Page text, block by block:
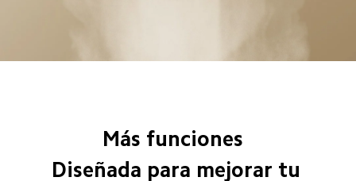
Más funciones
Diseñada para mejorar tu